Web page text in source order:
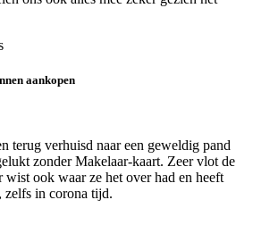
aankopen
terug verhuisd naar een geweldig pand
zonder Makelaar-kaart. Zeer vlot de
ook waar ze het over had en heeft
zelfs in corona tijd.